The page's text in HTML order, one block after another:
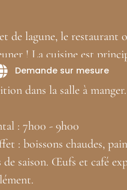
de lagune, le restaurant
! La cuisine est
locaux.
dans la salle à manger.
: 7h00 - 9h00
: boissons chaudes,
saison. Œufs et café
Demande sur mesure